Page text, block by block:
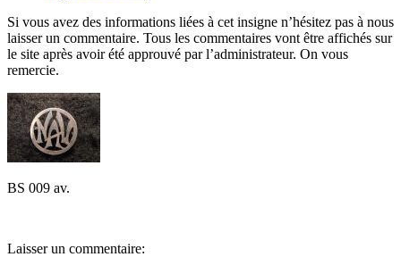
Si vous avez des informations liées à cet insigne n’hésitez pas à nous
laisser un commentaire. Tous les commentaires vont être affichés sur
le site après avoir été approuvé par l’administrateur. On vous
remercie.
BS 009 av.
Laisser un commentaire: